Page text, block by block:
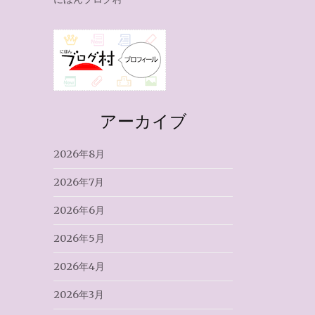
アーカイブ
2026年8月
2026年7月
2026年6月
2026年5月
2026年4月
2026年3月